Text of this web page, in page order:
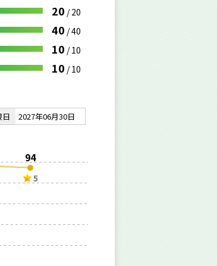
20 / 20
40 /40
10 / 10
10 / 10
日 2027年06月30日
94
5